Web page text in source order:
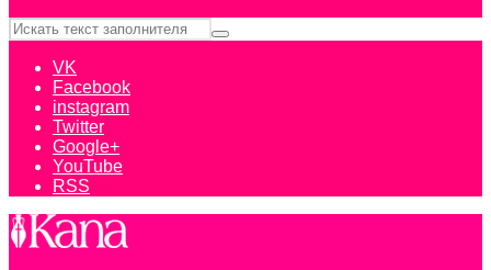
VK
Facebook
instagram
Twitter
Google+
YouTube
RSS